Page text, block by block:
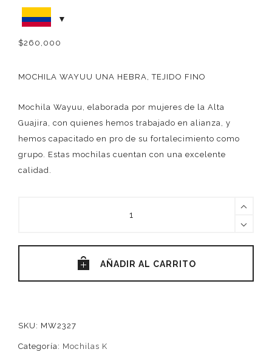
$260,000
MOCHILA WAYUU UNA HEBRA, TEJIDO FINO
Mochila Wayuu, elaborada por mujeres de la Alta
Guajira, con quienes hemos trabajado en alianza, y
hemos capacitado en pro de su fortalecimiento como
grupo. Estas mochilas cuentan con una excelente
calidad.
AÑADIR AL CARRITO
SKU: MW2327
Categoría: Mochilas K